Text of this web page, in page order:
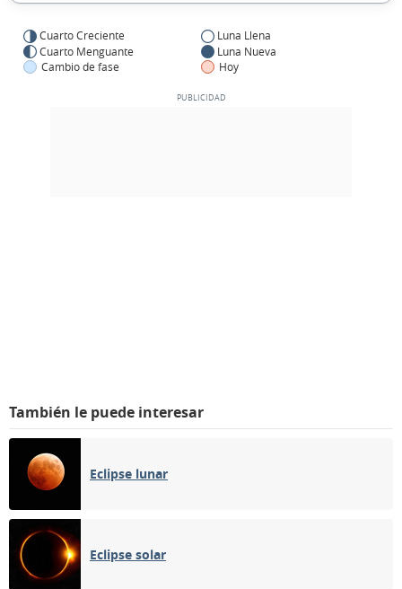
Cuarto Creciente
Luna Llena
Cuarto Menguante
Luna Nueva
Cambio de fase
Hoy
También le puede interesar
Eclipse lunar
Eclipse solar